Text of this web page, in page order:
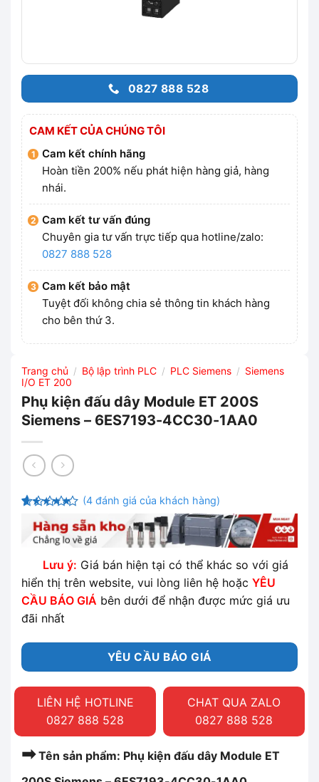
0827 888 528
CAM KẾT CỦA CHÚNG TÔI
Cam kết chính hãng
Hoàn tiền 200% nếu phát hiện hàng giả, hàng
nhái.
Cam kết tư vấn đúng
Chuyên gia tư vấn trực tiếp qua hotline/zalo:
0827 888 528
Cam kết bảo mật
Tuyệt đối không chia sẻ thông tin khách hàng
cho bên thứ 3.
Trang chủ / Bộ lập trình PLC / PLC Siemens / Siemens
I/O ET 200
Phụ kiện đấu dây Module ET 200S
Siemens – 6ES7193-4CC30-1AA0
trên
5 dựa trên
đánh giá
(4đánh giá của khách hàng)
Lưu ý: Giá bán hiện tại có thể khác so với giá
hiển thị trên website, vui lòng liên hệ hoặc YÊU
CẦU BÁO GIÁ bên dưới để nhận được mức giá ưu
đãi nhất
YÊU CẦU BÁO GIÁ
LIÊN HỆ HOTLINE
0827 888 528
CHAT QUA ZALO
0827 888 528
➡Tên sản phẩm: Phụ kiện đấu dây Module ET